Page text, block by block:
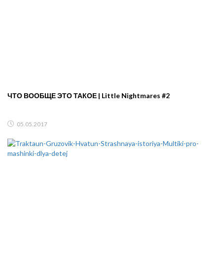
ЧТО ВООБЩЕ ЭТО ТАКОЕ | Little Nightmares #2
05.05.2017